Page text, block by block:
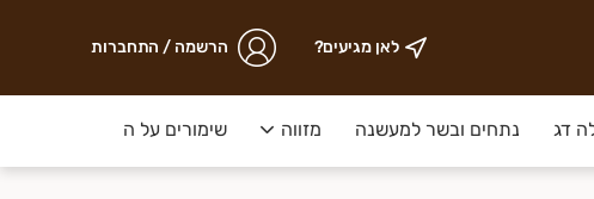
לאן מגיעים? הרשמה / התחברות
דג נתחים ובשר למעשנה מזווה שימורים על המדף